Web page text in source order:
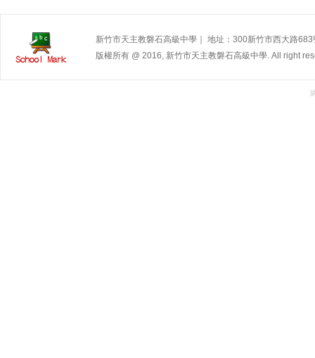
新竹市天主教磐石高級中學｜ 地址：300新竹市西大路
版權所有 @ 2016, 新竹市天主教磐石高級中學. All right